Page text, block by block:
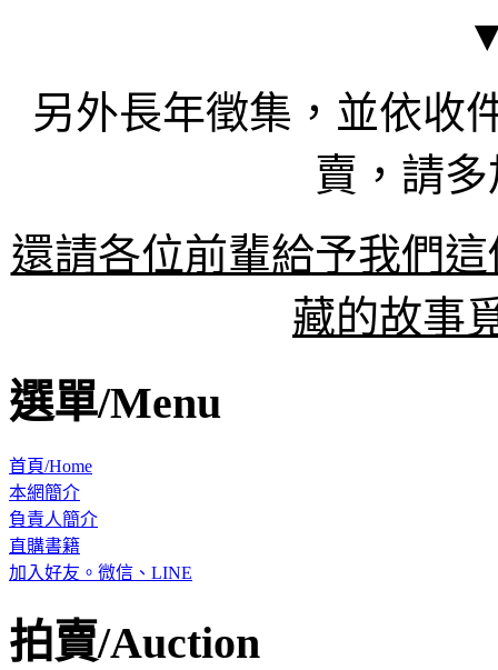
另外長年徵集，並依收
賣，請
還請各位前輩給予我們
藏的故事
選單/Menu
首頁/Home
本網簡介
負責人簡介
直購書籍
加入好友。微信、LINE
拍賣/Auction